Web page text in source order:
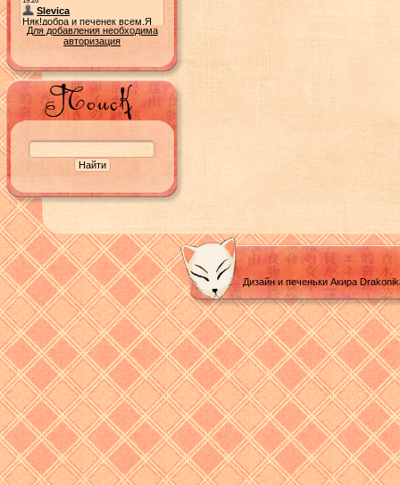
Для добавления необходима
авторизация
Дизайн и печеньки Акира